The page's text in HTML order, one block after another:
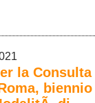
la Consulta
biennio